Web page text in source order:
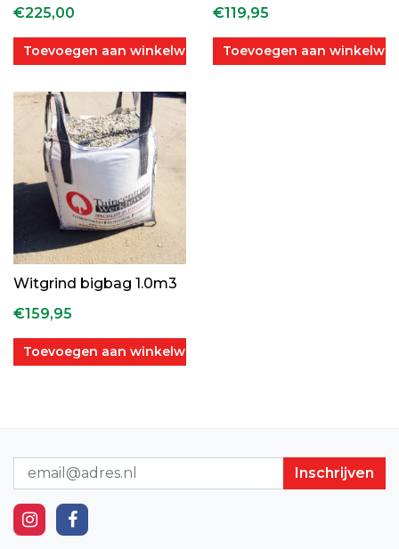
€225,00
Toevoegen aan winkelwagen
€119,95
Toevoegen aan
Witgrind bigbag 1.0m3
€159,95
Toevoegen aan winkelwagen
Nieuwsbrief